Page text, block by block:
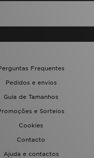
Frequentes
Pedidos e envios
Guia de Tamanhos
e Sorteios
Cookies
Contacto
Ajuda e contactos